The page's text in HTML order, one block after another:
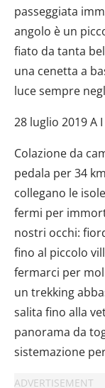
passeggiata
angolo è un
fiato da tanta
una cenetta a
luce sempre
28 luglio 2019 A
Colazione da
pedala per 34
collegano le
fermi per
nostri occhi:
fino al piccolo
fermarci per
un trekking
salita fino alla
panorama da
sistemazione